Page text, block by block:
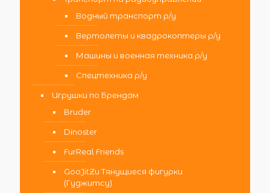
Водный транспорт р/у
Вертолеты и квадрокоптеры р/у
Машины и военная техника р/у
Спецтехника р/у
Игрушки по Брендам
Bruder
Dinoster
FurReal Friends
GooJitZu Тянущиеся фигурки
(Гуджитсу)